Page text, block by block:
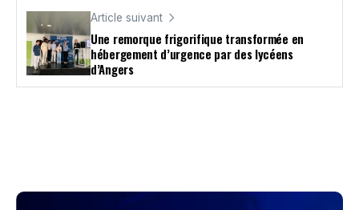
Article suivant
Une remorque frigorifique transformée en
hébergement d’urgence par des lycéens
d’Angers